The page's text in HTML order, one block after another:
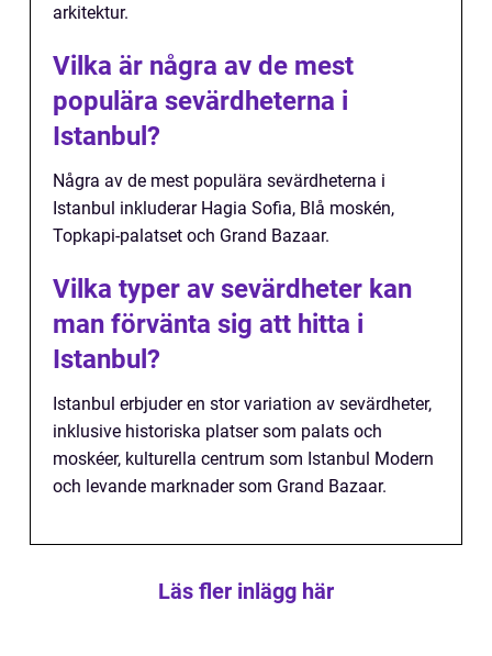
arkitektur.
Vilka är några av de mest
populära sevärdheterna i
Istanbul?
Några av de mest populära sevärdheterna i
Istanbul inkluderar Hagia Sofia, Blå moskén,
Topkapi-palatset och Grand Bazaar.
Vilka typer av sevärdheter kan
man förvänta sig att hitta i
Istanbul?
Istanbul erbjuder en stor variation av sevärdheter,
inklusive historiska platser som palats och
moskéer, kulturella centrum som Istanbul Modern
och levande marknader som Grand Bazaar.
Läs fler inlägg här